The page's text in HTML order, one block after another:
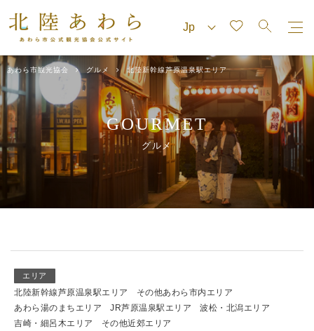
あわら市観光協会 グルメ 北陸新幹線芦原温泉駅エリア
GOURMET
グルメ
エリア
北陸新幹線芦原温泉駅エリア
その他あわら市内エリア
あわら湯のまちエリア
JR芦原温泉駅エリア
波松・北潟エリア
吉崎・細呂木エリア
その他近郊エリア